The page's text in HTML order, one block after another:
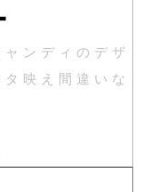
ンディのデザ
映え間違いな